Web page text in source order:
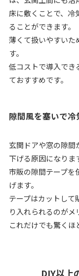
床に敷くことで、冷
ることができます。
薄くて扱いやすいた
す。
低コストで導入でき
ておすすめです。
隙間風を塞いで冷
玄関ドアや窓の隙間
下げる原因になりま
市販の隙間テープを
げます。
テープはカットして
り入れられるのがメ
これだけでも驚くほ
DIY以上